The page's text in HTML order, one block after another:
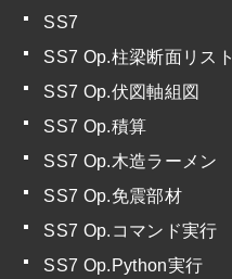
SS7
SS7 Op.柱梁断面リスト
SS7 Op.伏図軸組図
SS7 Op.積算
SS7 Op.木造ラーメン
SS7 Op.免震部材
SS7 Op.コマンド実行
SS7 Op.Python実行